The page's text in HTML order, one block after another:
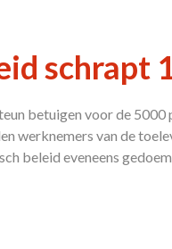
schrapt
betuigen voor de 5000
werknemers van de
beleid eveneens